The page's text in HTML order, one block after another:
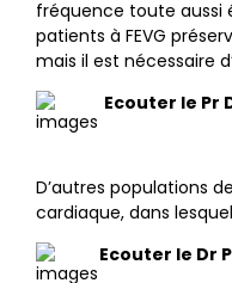
fréquence toute aussi
patients à FEVG
mais il est nécessaire
Ecouter le Pr
D’autres populations
cardiaque, dans
Ecouter le Dr